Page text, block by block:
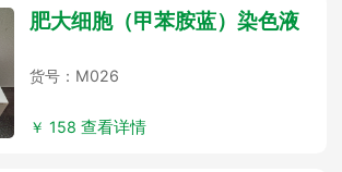
肥大细胞（甲苯胺蓝）染色液
货号：M026
￥ 158查看详情